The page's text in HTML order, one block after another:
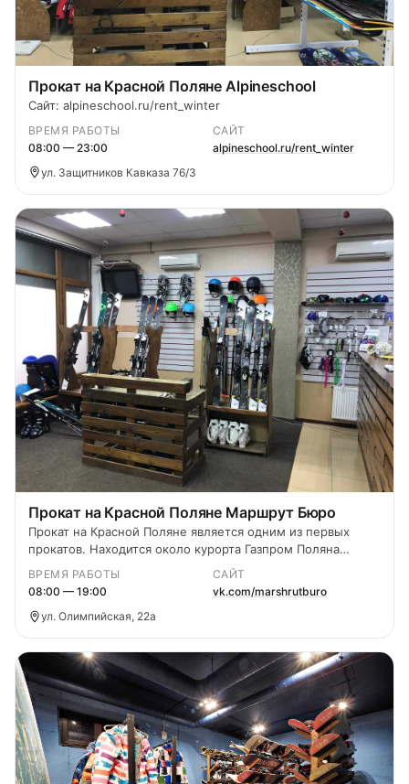
Прокат на Красной Поляне Alpineschool
Сайт: alpineschool.ru/rent_winter
ВРЕМЯ РАБОТЫ
08:00 — 23:00
САЙТ
alpineschool.ru/rent_winter
ул. Защитников Кавказа 76/3
Прокат на Красной Поляне Маршрут Бюро
Прокат на Красной Поляне является одним из первых
прокатов. Находится около курорта Газпром Поляна
Альпика.
ВРЕМЯ РАБОТЫ
08:00 — 19:00
САЙТ
vk.com/marshrutburo
ул. Олимпийская, 22а